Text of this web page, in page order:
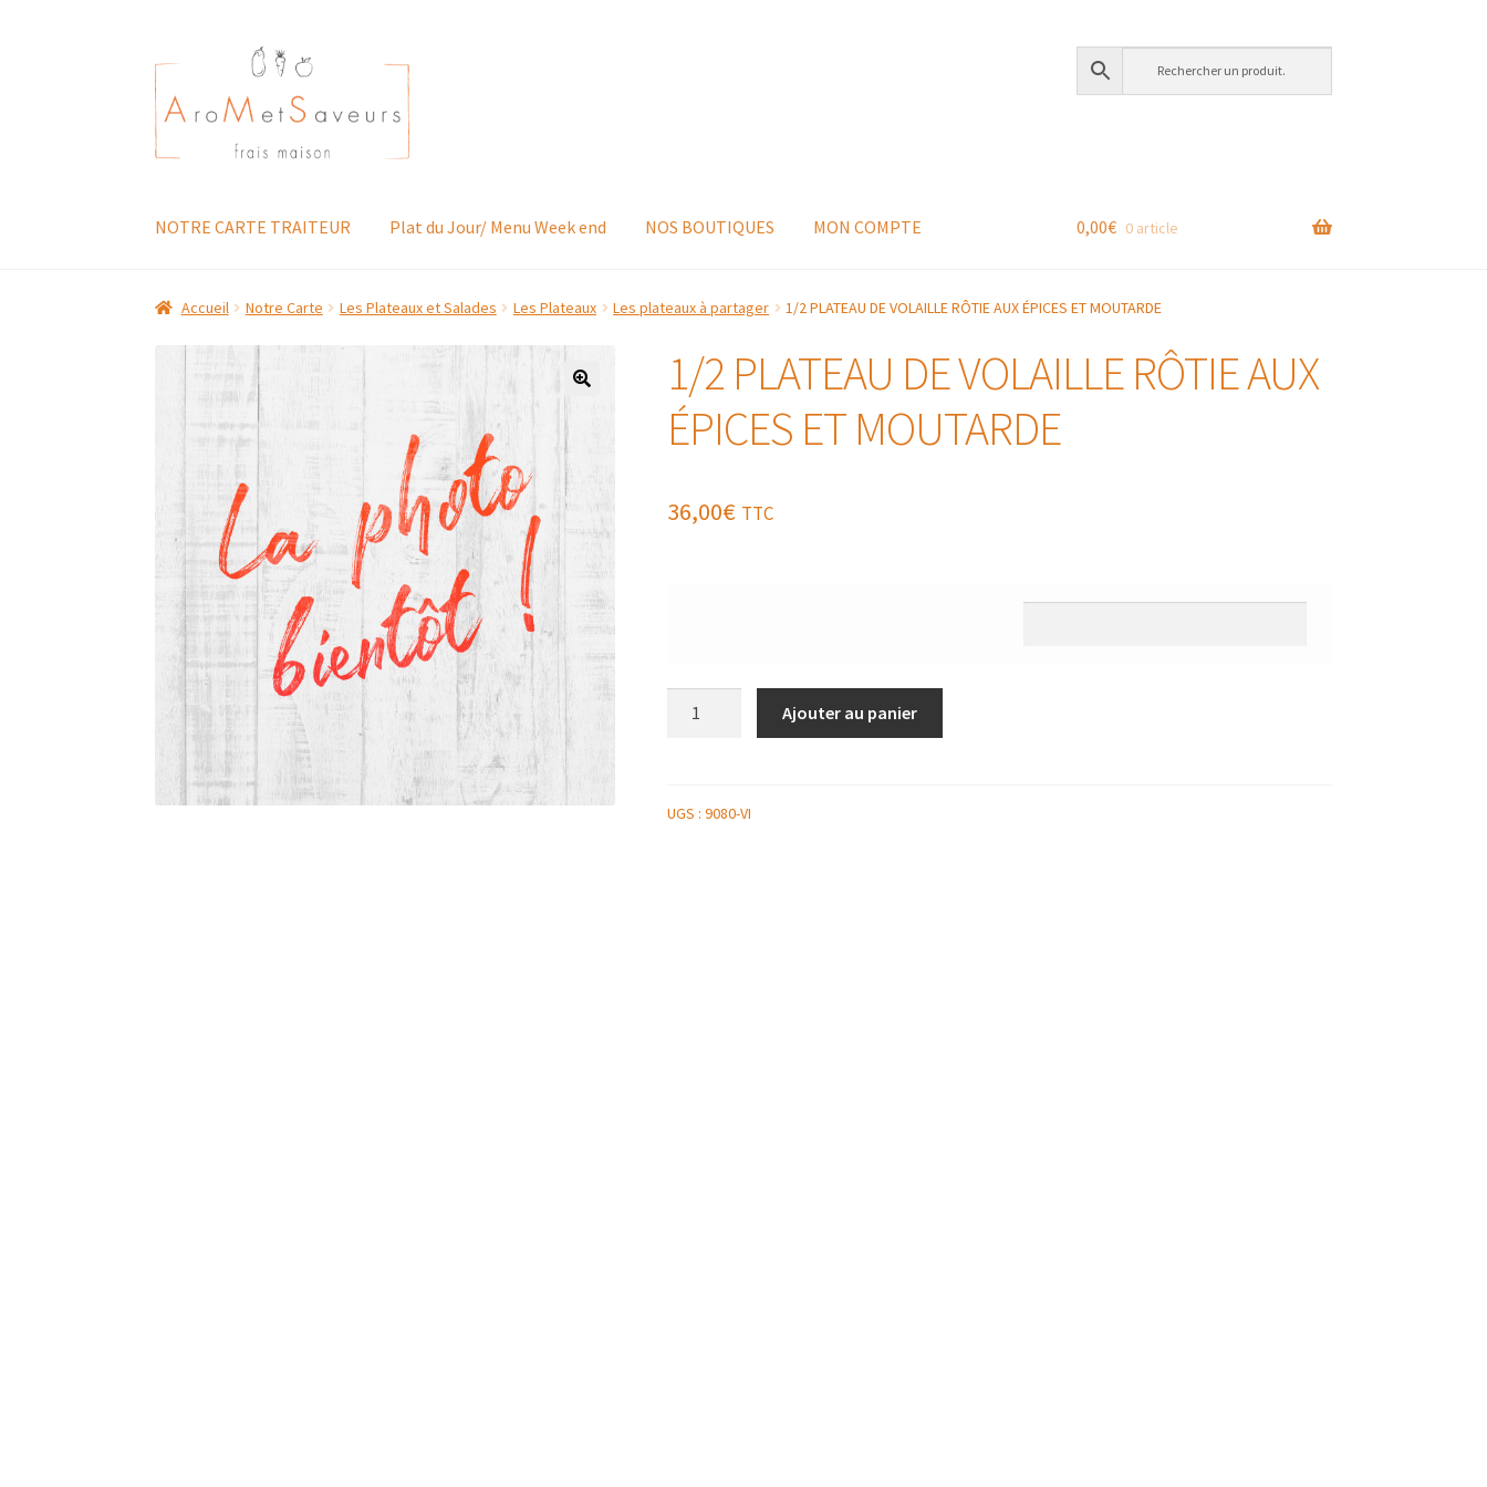
Aller
à
la
navigation
Aller
au
contenu
NOTRE CARTE TRAITEUR Plat du Jour/ Menu Week end NOS BOUTIQUES MON COMPTE 0,00€ 0 article
Accueil Notre Carte Les Plateaux et Salades Les Plateaux Les plateaux à partager 1/2 PLATEAU DE VOLAILLE RÔTIE AUX ÉPICES ET MOUTARDE
1/2 PLATEAU DE VOLAILLE RÔTIE AUX
ÉPICES ET MOUTARDE
36,00€ TTC
DE
Ajouter au panier
UGS : 9080-VI